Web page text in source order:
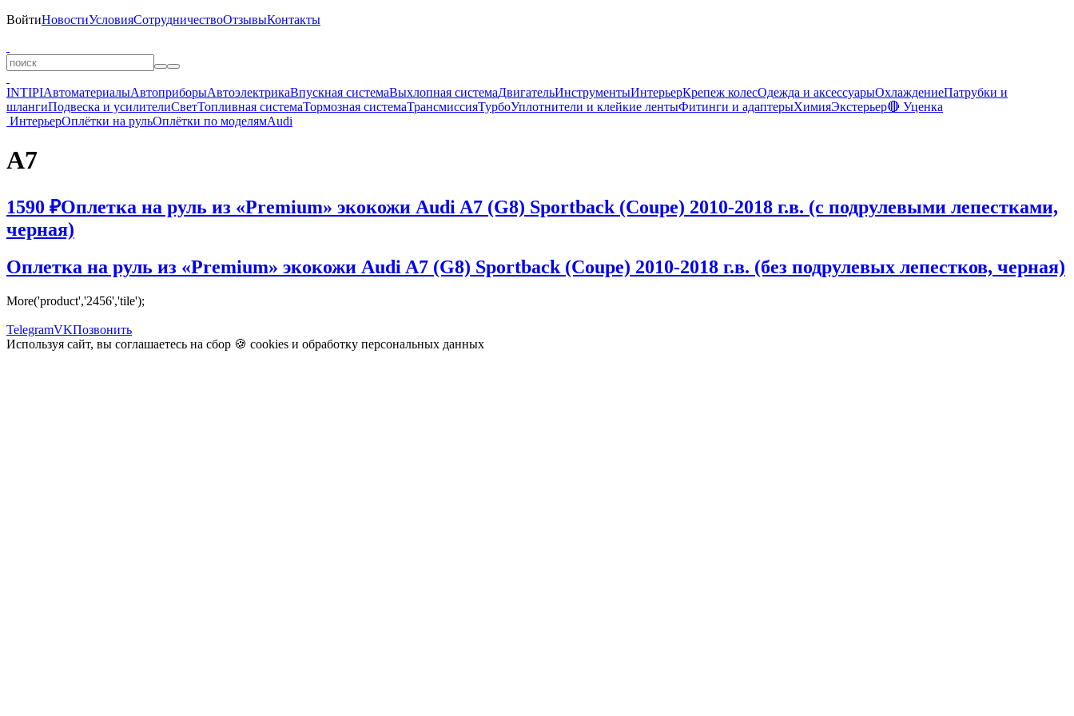
ВойтиНовостиУсловияСотрудничествоОтзывыКонтакты
INTIPIАвтоматериалыАвтоприборыАвтоэлектрикаВпускная системаВыхлопная системаДвигательИнструментыИнтерьерКрепеж колесОдежда и аксессуарыОхлаждениеПатрубки и
шлангиПодвеска и усилителиСветТопливная системаТормозная системаТрансмиссияТурбоУплотнители и клейкие лентыФитинги и адаптерыХимияЭкстерьер🔴 Уценка
ИнтерьерОплётки на рульОплётки по моделямAudi
A7
1590 ₽Оплетка на руль из «Premium» экокожи Audi A7 (G8) Sportback (Coupe) 2010-2018 г.в. (с подрулевыми лепестками,
черная)
Оплетка на руль из «Premium» экокожи Audi A7 (G8) Sportback (Coupe) 2010-2018 г.в. (без подрулевых лепестков, черная)
More('product','2456','tile');
TelegramVKПозвонить
Используя сайт, вы соглашаетесь на сбор 🍪 cookies и обработку персональных данных